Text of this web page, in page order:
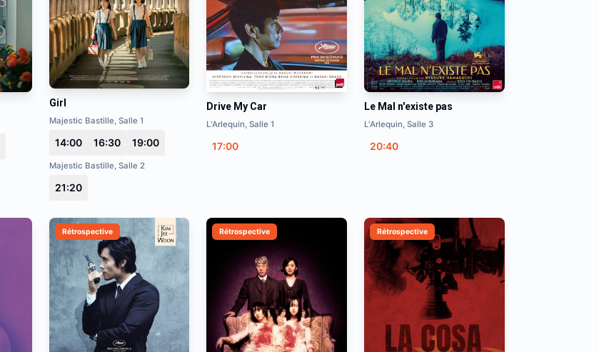
Girl
Majestic Bastille, Salle 1
14:00 16:30 19:00
Majestic Bastille, Salle 2
21:20
Drive My Car
L'Arlequin, Salle 1
17:00
Le Mal n'existe pas
L'Arlequin, Salle 3
20:40
Rétrospective Rétrospective Rétrospective